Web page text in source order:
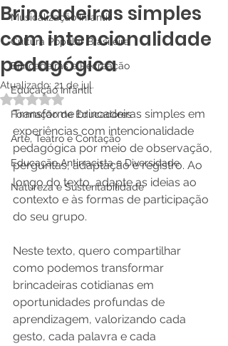
Musicalização Infantil
Cultura Popular Brasileira
Brincadeiras e Recreação
Educação Infantil
Formação de Educadores
Arte, Teatro e Contação
Educação Antirracista e Diversidade
Natureza e Sustentabilidade
Brincadeiras simples
com intencionalidade
pedagógica
Atualizado: 21 de jul.
Avaliado com NaN de 5 estrelas.
Transforme brincadeiras simples em
experiências com intencionalidade
pedagógica por meio de observação,
perguntas, adaptação e registro. Ao
longo do texto, adapte as ideias ao
contexto e às formas de participação
do seu grupo.
Neste texto, quero compartilhar
como podemos transformar
brincadeiras cotidianas em
oportunidades profundas de
aprendizagem, valorizando cada
gesto, cada palavra e cada